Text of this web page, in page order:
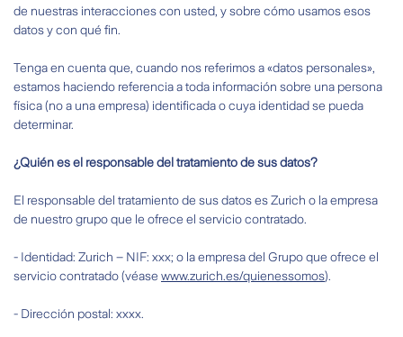
de nuestras interacciones con usted, y sobre cómo usamos esos
datos y con qué fin.
Tenga en cuenta que, cuando nos referimos a «datos personales»,
estamos haciendo referencia a toda información sobre una persona
física (no a una empresa) identificada o cuya identidad se pueda
determinar.
¿Quién es el responsable del tratamiento de sus datos?
El responsable del tratamiento de sus datos es Zurich o la empresa
de nuestro grupo que le ofrece el servicio contratado.
- Identidad: Zurich – NIF: xxx; o la empresa del Grupo que ofrece el
servicio contratado (véase www.zurich.es/quienessomos).
- Dirección postal: xxxx.